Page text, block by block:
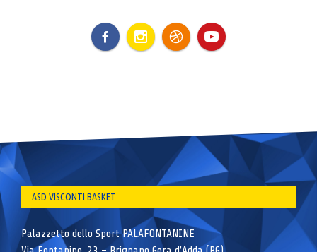
ASD VISCONTI BASKET
Palazzetto dello Sport PALAFONTANINE